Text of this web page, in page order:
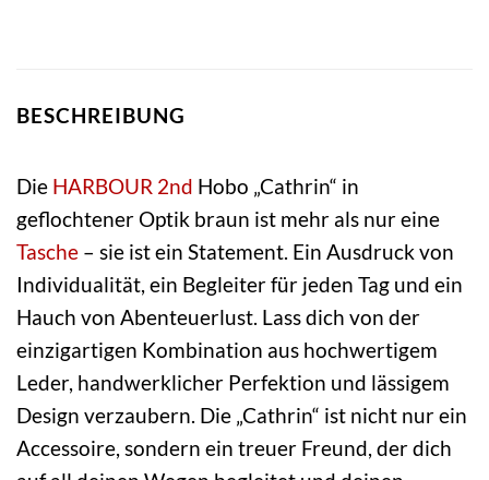
BESCHREIBUNG
Die HARBOUR 2nd Hobo „Cathrin“ in
geflochtener Optik braun ist mehr als nur eine
Tasche – sie ist ein Statement. Ein Ausdruck von
Individualität, ein Begleiter für jeden Tag und ein
Hauch von Abenteuerlust. Lass dich von der
einzigartigen Kombination aus hochwertigem
Leder, handwerklicher Perfektion und lässigem
Design verzaubern. Die „Cathrin“ ist nicht nur ein
Accessoire, sondern ein treuer Freund, der dich